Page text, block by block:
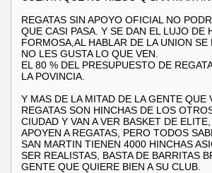
REGATAS SIN APOYO OFICIAL NO
QUE CASI PASA. Y SE DAN EL LUJO DE
FORMOSA,AL HABLAR DE LA UNION
NO LES GUSTA LO QUE VEN.
EL 80 % DEL PRESUPUESTO DE
LA POVINCIA.
Y MAS DE LA MITAD DE LA GENTE QUE
REGATAS SON HINCHAS DE LOS
CIUDAD Y VAN A VER BASKET DE
APOYEN A REGATAS, PERO TODOS
SAN MARTIN TIENEN 4000 HINCHAS
SER REALISTAS, BASTA DE BARRITAS
GENTE QUE QUIERE BIEN A SU CLUB.